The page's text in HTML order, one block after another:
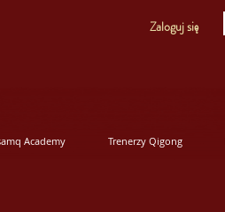
Zaloguj się
Academy Trenerzy Qigong